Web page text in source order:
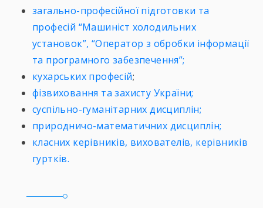
загально-професійної підготовки та
професій “Машиніст холодильних
установок”, “Оператор з обробки інформації
та програмного забезпечення”;
кухарських професій;
фізвиховання та захисту України;
суспільно-гуманітарних дисциплін;
природничо-математичних дисциплін;
класних керівників, вихователів, керівників
гуртків.